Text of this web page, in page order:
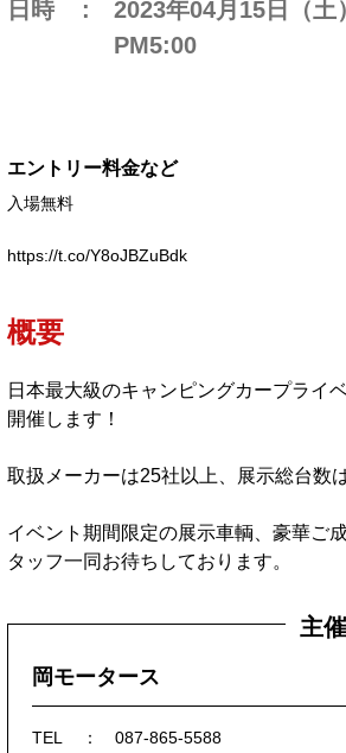
日時 2023年04月15日（土）
PM5:00
エントリー料金など
入場無料
https://t.co/Y8oJBZuBdk
概要
日本最大級のキャンピングカープライ
開催します！
取扱メーカーは25社以上、展示総台数
イベント期間限定の展示車輌、豪華ご
タッフ一同お待ちしております。
主
岡モータース
TEL
087-865-5588